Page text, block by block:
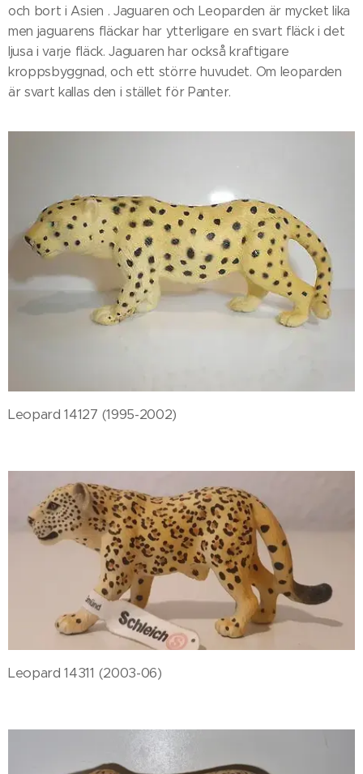
och bort i Asien . Jaguaren och Leoparden är mycket lika
men jaguarens fläckar har ytterligare en svart fläck i det
ljusa i varje fläck. Jaguaren har också kraftigare
kroppsbyggnad, och ett större huvudet. Om leoparden
är svart kallas den i stället för Panter.
Leopard 14127 (1995-2002)
Leopard 14311 (2003-06)